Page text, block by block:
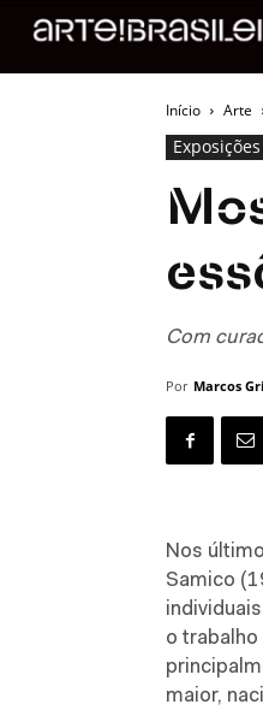
Início Arte
Exposições
Com
Por Marcos
Nos
Samico
o trabalho
maior,